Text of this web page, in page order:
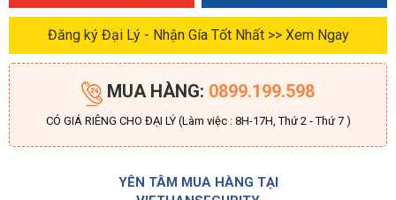
Đăng ký Đại Lý - Nhận Gía Tốt Nhất >> Xem Ngay
MUA HÀNG: 0899.199.598
CÓ GIÁ RIÊNG CHO ĐẠI LÝ (Làm việc : 8H-17H, Thứ 2 - Thứ 7 )
YÊN TÂM MUA HÀNG TẠI